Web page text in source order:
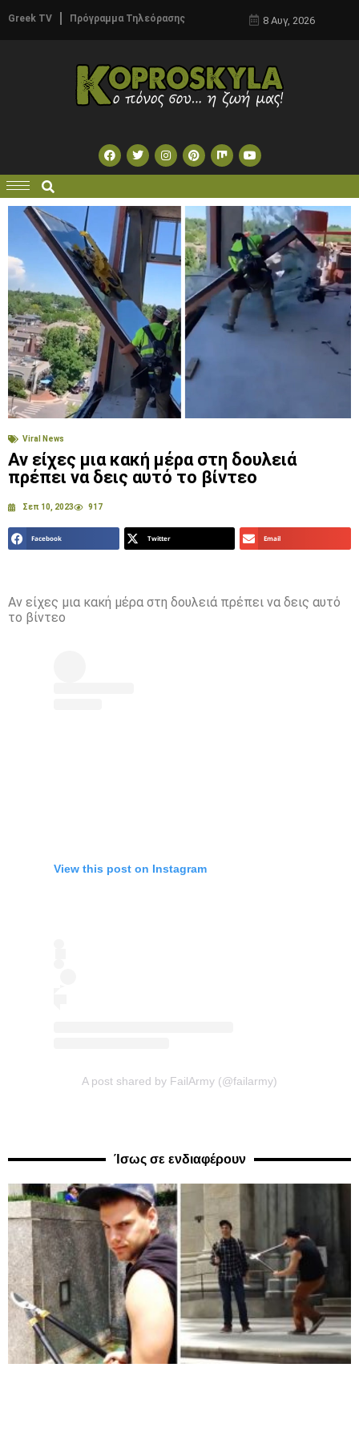
Greek TV Πρόγραμμα Τηλεόρασης 8 Αυγ, 2026
Viral News
Αν είχες μια κακή μέρα στη δουλειά
πρέπει να δεις αυτό το βίντεο
Σεπ 10, 2023 917
Facebook Twitter Email
Αν είχες μια κακή μέρα στη δουλειά πρέπει να δεις αυτό
το βίντεο
View this post on Instagram
A post shared by FailArmy (@failarmy)
Ίσως σε ενδιαφέρουν